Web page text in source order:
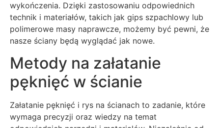
wykończenia. Dzięki zastosowaniu odpowiednich
technik i materiałów, takich jak gips szpachlowy lub
polimerowe masy naprawcze, możemy być pewni, że
nasze ściany będą wyglądać jak nowe.
Metody na załatanie
pęknięć w ścianie
Załatanie pęknięć i rys na ścianach to zadanie, które
wymaga precyzji oraz wiedzy na temat